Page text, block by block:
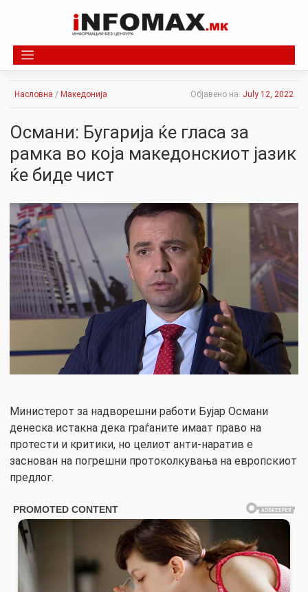
Насловна / Македонија Објавено на: July 12, 2022
Османи: Бугарија ќе гласа за
рамка во која македонскиот јазик
ќе биде чист
Министерот за надворешни работи Бујар Османи
денеска истакна дека граѓаните имаат право на
протести и критики, но целиот анти-наратив е
заснован на погрешни протоколкувања на европскиот
предлог.